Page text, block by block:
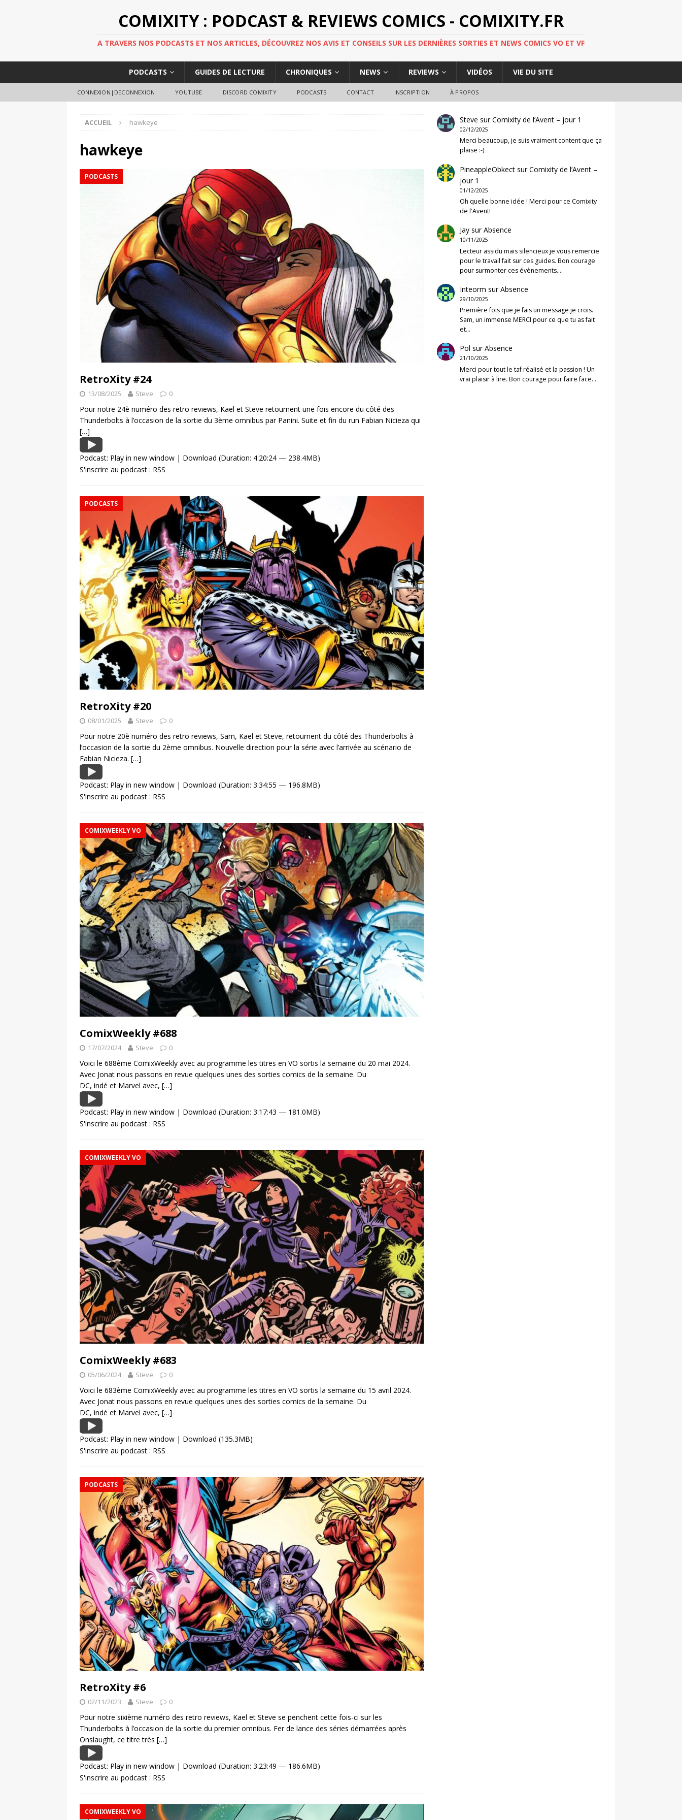
COMIXITY : PODCAST & REVIEWS COMICS - COMIXITY.FR
A TRAVERS NOS PODCASTS ET NOS ARTICLES, DÉCOUVREZ NOS AVIS ET CONSEILS SUR LES DERNIÈRES SORTIES ET NEWS COMICS VO ET VF
PODCASTS GUIDES DE LECTURE CHRONIQUES NEWS REVIEWS VIDÉOS VIE DU SITE
CONNEXION|DECONNEXION YOUTUBE DISCORD COMIXITY PODCASTS CONTACT INSCRIPTION À PROPOS
ACCUEIL hawkeye
hawkeye
PODCASTS
RetroXity #24
13/08/2025 Steve 0
Pour notre 24è numéro des retro reviews, Kael et Steve retournent une fois encore du côté des
Thunderbolts à l’occasion de la sortie du 3ème omnibus par Panini. Suite et fin du run Fabian Nicieza qui
[…]
Podcast: Play in new window | Download (Duration: 4:20:24 — 238.4MB)
S'inscrire au podcast : RSS
PODCASTS
RetroXity #20
08/01/2025 Steve 0
Pour notre 20è numéro des retro reviews, Sam, Kael et Steve, retournent du côté des Thunderbolts à
l’occasion de la sortie du 2ème omnibus. Nouvelle direction pour la série avec l’arrivée au scénario de
Fabian Nicieza. […]
Podcast: Play in new window | Download (Duration: 3:34:55 — 196.8MB)
S'inscrire au podcast : RSS
COMIXWEEKLY VO
ComixWeekly #688
17/07/2024 Steve 0
Voici le 688ème ComixWeekly avec au programme les titres en VO sortis la semaine du 20 mai 2024.
Avec Jonat nous passons en revue quelques unes des sorties comics de la semaine. Du
DC, indé et Marvel avec, […]
Podcast: Play in new window | Download (Duration: 3:17:43 — 181.0MB)
S'inscrire au podcast : RSS
COMIXWEEKLY VO
ComixWeekly #683
05/06/2024 Steve 0
Voici le 683ème ComixWeekly avec au programme les titres en VO sortis la semaine du 15 avril 2024.
Avec Jonat nous passons en revue quelques unes des sorties comics de la semaine. Du
DC, indé et Marvel avec, […]
Podcast: Play in new window | Download (135.3MB)
S'inscrire au podcast : RSS
PODCASTS
RetroXity #6
02/11/2023 Steve 0
Pour notre sixième numéro des retro reviews, Kael et Steve se penchent cette fois-ci sur les
Thunderbolts à l’occasion de la sortie du premier omnibus. Fer de lance des séries démarrées après
Onslaught, ce titre très […]
Podcast: Play in new window | Download (Duration: 3:23:49 — 186.6MB)
S'inscrire au podcast : RSS
COMIXWEEKLY VO
Steve surComixity de l’Avent – jour 1
02/12/2025
Merci beaucoup, je suis vraiment content que ça
plaise :-)
PineappleObkect surComixity de l’Avent –
jour 1
01/12/2025
Oh quelle bonne idée ! Merci pour ce Comixity
de l'Avent!
Jay surAbsence
10/11/2025
Lecteur assidu mais silencieux je vous remercie
pour le travail fait sur ces guides. Bon courage
pour surmonter ces évènements.…
Inteorm surAbsence
29/10/2025
Première fois que je fais un message je crois.
Sam, un immense MERCI pour ce que tu as fait
et…
Pol surAbsence
21/10/2025
Merci pour tout le taf réalisé et la passion ! Un
vrai plaisir à lire. Bon courage pour faire face…